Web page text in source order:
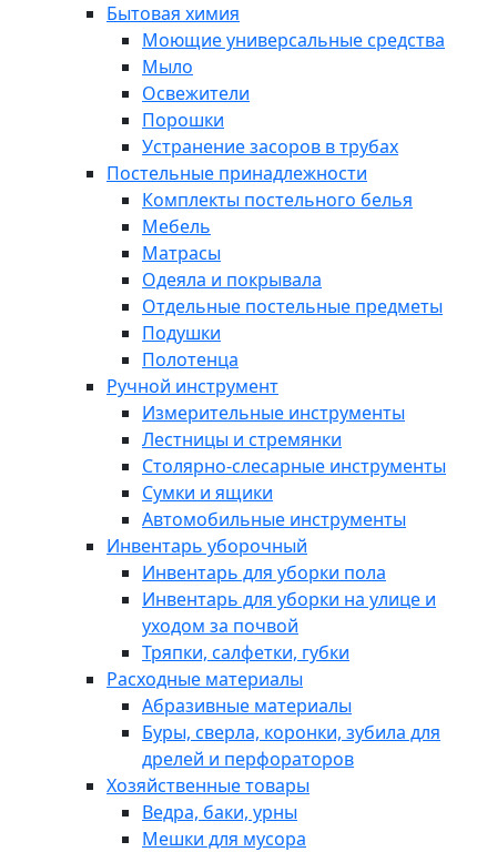
Бытовая химия
Моющие универсальные средства
Мыло
Освежители
Порошки
Устранение засоров в трубах
Постельные принадлежности
Комплекты постельного белья
Мебель
Матрасы
Одеяла и покрывала
Отдельные постельные предметы
Подушки
Полотенца
Ручной инструмент
Измерительные инструменты
Лестницы и стремянки
Столярно-слесарные инструменты
Сумки и ящики
Автомобильные инструменты
Инвентарь уборочный
Инвентарь для уборки пола
Инвентарь для уборки на улице и
уходом за почвой
Тряпки, салфетки, губки
Расходные материалы
Абразивные материалы
Буры, сверла, коронки, зубила для
дрелей и перфораторов
Хозяйственные товары
Ведра, баки, урны
Мешки для мусора